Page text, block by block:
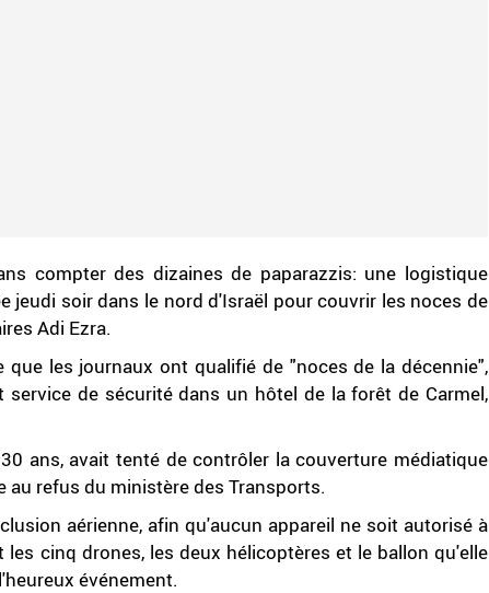
compter des dizaines de paparazzis: une logistique
jeudi soir dans le nord d'Israël pour couvrir les noces de
Adi Ezra.
les journaux ont qualifié de "noces de la décennie",
de sécurité dans un hôtel de la forêt de Carmel,
ans, avait tenté de contrôler la couverture médiatique
au refus du ministère des Transports.
aérienne, afin qu'aucun appareil ne soit autorisé à
cinq drones, les deux hélicoptères et le ballon qu'elle
événement.